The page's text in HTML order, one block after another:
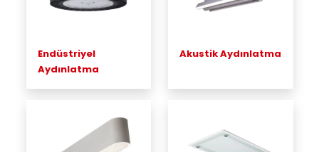
Endüstriyel
Aydınlatma
Akustik Aydınlatma